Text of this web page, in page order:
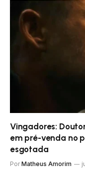
Vingadores:
em pré-venda no
esgotada
Por Matheus Amorim